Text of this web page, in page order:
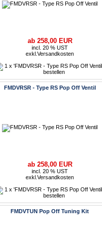
ab 258,00 EUR
incl. 20 % UST
exkl. Versandkosten
FMDVRSR - Type RS Pop Off Ventil
ab 258,00 EUR
incl. 20 % UST
exkl. Versandkosten
FMDVTUN Pop Off Tuning Kit